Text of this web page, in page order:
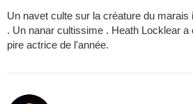
Un navet culte sur la créature du
. Un nanar cultissime . Heath Locklear a
pire actrice de l'année.